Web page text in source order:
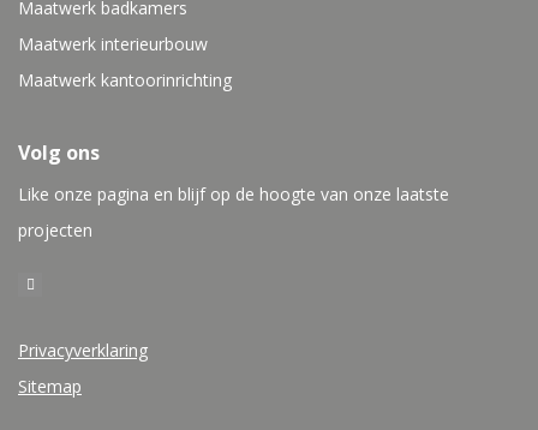
Maatwerk badkamers
Maatwerk interieurbouw
Maatwerk kantoorinrichting
Volg ons
Like onze pagina en blijf op de hoogte van onze laatste
projecten
Privacyverklaring
Sitemap